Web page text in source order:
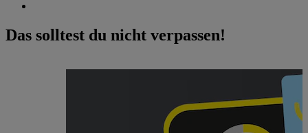
Das solltest du nicht verpassen!